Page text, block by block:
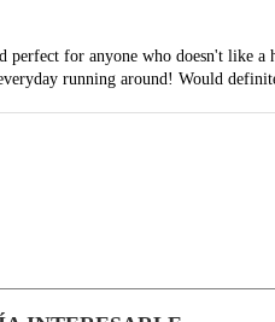
for anyone who doesn't like a
running around! Would